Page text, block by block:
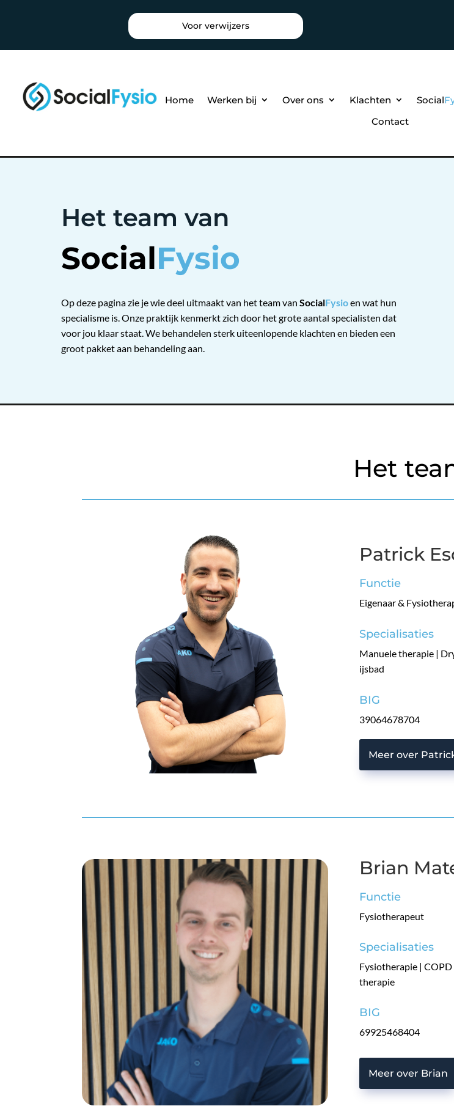
Voor verwijzers
Home Werken bij Over ons Klachten Social
Contact
Het team van
SocialFysio
Op deze pagina zie je wie deel uitmaakt van het team van SocialFysioen wat hun
specialisme is. Onze praktijk kenmerkt zich door het grote aantal specialisten dat
voor jou klaar staat. We behandelen sterk uiteenlopende klachten en bieden een
groot pakket aan behandeling aan.
Het
Patrick
Functie
Eigenaar &
Specialisaties
Manuele therapie |
ijsbad
BIG
39064678704
Meer over
Brian
Functie
Fysiotherapeut
Specialisaties
Fysiotherapie |
therapie
BIG
69925468404
Meer over Brian